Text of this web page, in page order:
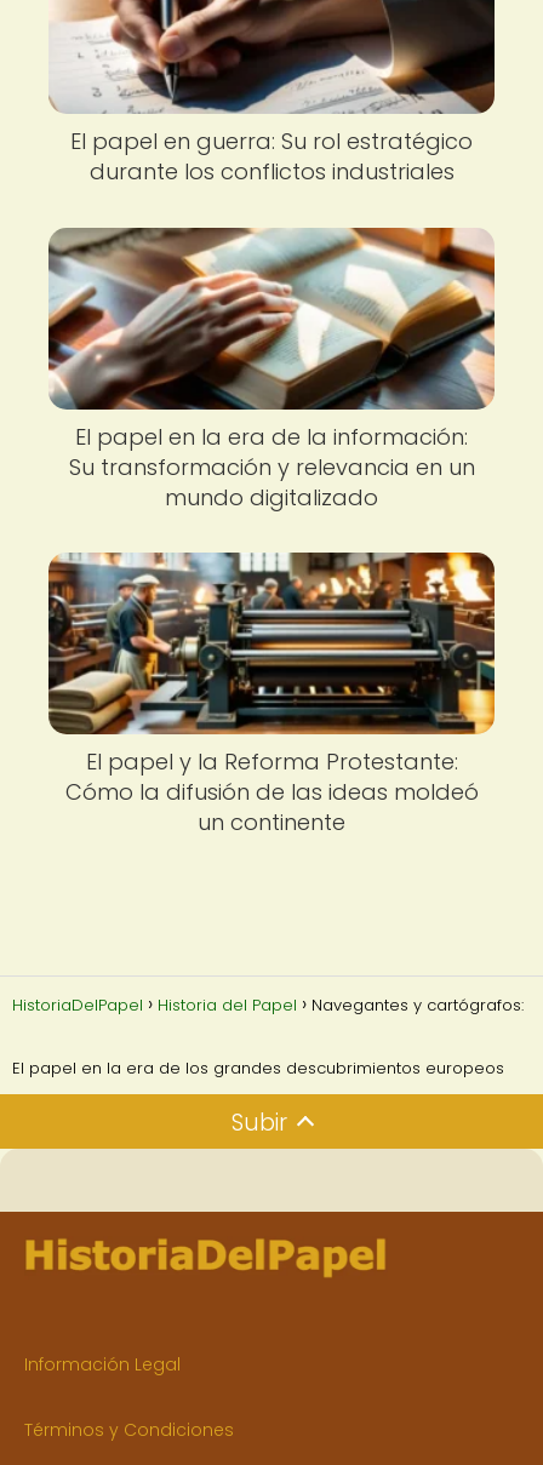
El papel en guerra: Su rol estratégico
durante los conflictos industriales
El papel en la era de la información:
Su transformación y relevancia en un
mundo digitalizado
El papel y la Reforma Protestante:
Cómo la difusión de las ideas moldeó
un continente
HistoriaDelPapel Historia del Papel Navegantes y cartógrafos:
El papel en la era de los grandes descubrimientos europeos
Subir
Información Legal
Términos y Condiciones